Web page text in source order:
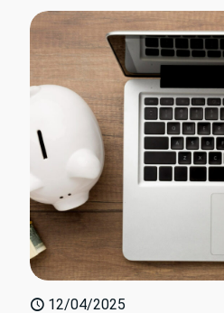
12/04/2025